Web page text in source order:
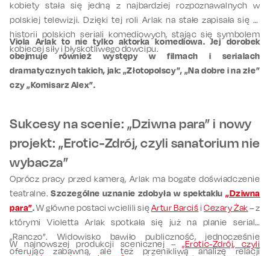
kobiety stała się jedną z najbardziej rozpoznawalnych w
polskiej telewizji. Dzięki tej roli Arlak na stałe zapisała się w
historii polskich seriali komediowych, stając się symbolem
kobiecej siły i błyskotliwego dowcipu.
Viola Arlak to nie tylko aktorka komediowa. Jej dorobek
obejmuje również występy w filmach i serialach
dramatycznych takich, jak: „Złotopolscy”, „Na dobre i na złe”
czy „Komisarz Alex”.
Sukcesy na scenie: „Dziwna para” i nowy
projekt: „Erotic-Zdrój, czyli sanatorium nie
wybacza”
Oprócz pracy przed kamerą, Arlak ma bogate doświadczenie
teatralne.Szczególne uznanie zdobyła w spektaklu „Dziwna
para”.W główne postaci wcielili sięArtur BarciśiCezary Żak– z
którymi Violetta Arlak spotkała się już na planie serialu
„Ranczo”. Widowisko bawiło publiczność, jednocześnie
oferując zabawną, ale też przenikliwą analizę relacji
W najnowszej produkcji scenicznej –„Erotic-Zdrój, czyli